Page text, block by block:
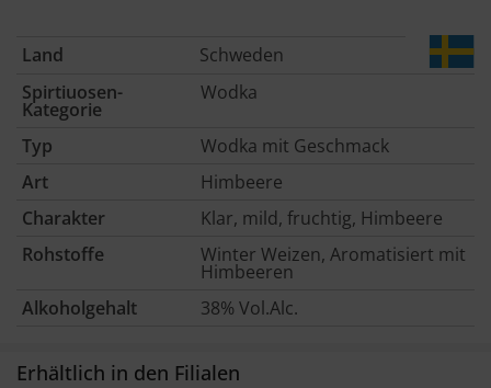
Land
Schweden
Spirtiuosen-
Kategorie
Wodka
Typ
Wodka mit Geschmack
Art
Himbeere
Charakter
Klar, mild, fruchtig, Himbeere
Rohstoffe
Winter Weizen, Aromatisiert mit
Himbeeren
Alkoholgehalt
38% Vol.Alc.
Erhältlich in den Filialen